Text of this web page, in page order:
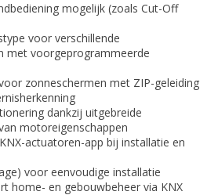
mogelijk (zoals Cut-Off
voor verschillende
met voorgeprogrammeerde
zonneschermen met ZIP-geleiding
dankzij uitgebreide
motoreigenschappen
actuatoren-app bij installatie en
voor eenvoudige installatie
home- en gebouwbeheer via KNX